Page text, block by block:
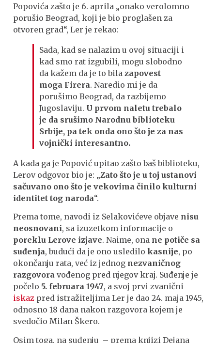
Popovića zašto je 6. aprila „onako verolomno
porušio Beograd, koji je bio proglašen za
otvoren grad“, Ler je rekao:
Sada, kad se nalazim u ovoj situaciji i
kad smo rat izgubili, mogu slobodno
da kažem da je to bila zapovest
moga Firera. Naredio mi je da
porušimo Beograd, da razbijemo
Jugoslaviju. U prvom naletu trebalo
je da srušimo Narodnu biblioteku
Srbije, pa tek onda ono što je za nas
vojnički interesantno.
A kada ga je Popović upitao zašto baš biblioteku,
Lerov odgovor bio je: „Zato što je u toj ustanovi
sačuvano ono što je vekovima činilo kulturni
identitet tog naroda“.
Prema tome, navodi iz Selakovićeve objave nisu
neosnovani, sa izuzetkom informacije o
poreklu Lerove izjave. Naime, ona ne potiče sa
suđenja, budući da je ono usledilokasnije, po
okončanju rata, već iz jednog nezvaničnog
razgovora vođenog pred njegov kraj. Suđenje je
počelo 5. februara 1947, a svoj prvi zvanični
iskaz pred istražiteljima Ler je dao 24. maja 1945,
odnosno 18 dana nakon razgovora kojem je
svedočio Milan Škero.
Osim toga, na suđenju – prema knjizi Dejana